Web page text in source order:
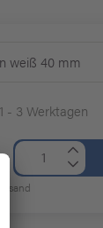
weiß 40 mm
- 3 Werktagen